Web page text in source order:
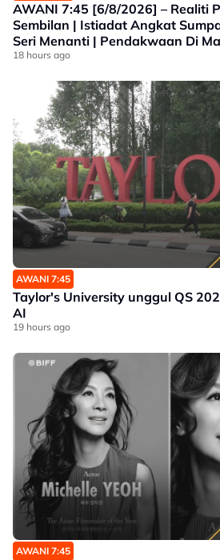
AWANI 7:45 [6/8/2026] – Realiti
Sembilan | Istiadat Angkat
Seri Menanti | Pendakwaan Di
Festival Filem Antarabangsa
18 hours ago
AWANI 7:45
Taylor's University unggul QS
AI
19 hours ago
AWANI 7:45